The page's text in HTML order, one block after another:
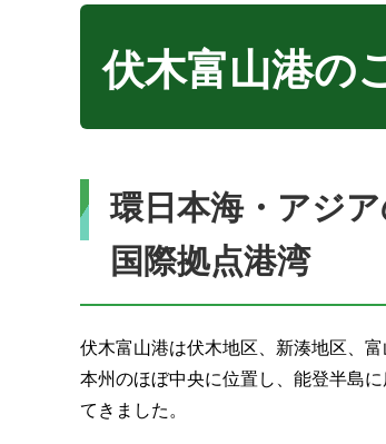
伏木富山港の
環日本海・アジ
国際拠点港湾
伏木富山港は伏木地区、新湊地区、
本州のほぼ中央に位置し、能登半島
てきました。